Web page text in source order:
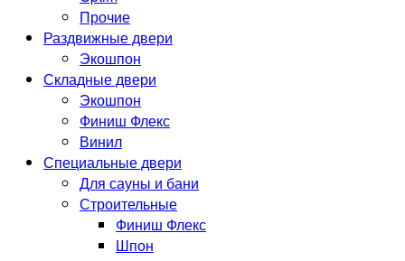
Прочие
Раздвижные двери
Экошпон
Складные двери
Экошпон
Финиш Флекс
Винил
Специальные двери
Для сауны и бани
Строительные
Финиш Флекс
Шпон